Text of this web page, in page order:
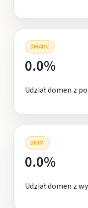
DMARC
0.0%
Udział domen z
DKIM
0.0%
Udział domen z